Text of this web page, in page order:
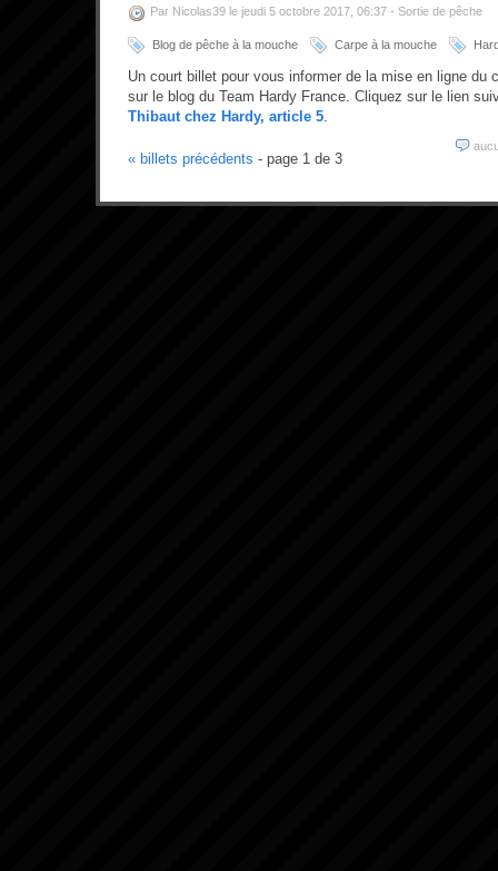
Par Nicolas39 le jeudi 5 octobre 2017, 06:37 - Sortie de pêche
Blog de pêche à la mouche Carpe à la mouche
Un court billet pour vous informer de la mise en ligne du
sur le blog du Team Hardy France. Cliquez sur le lien
Thibaut chez Hardy, article 5
« billets précédents - page 1 de 3